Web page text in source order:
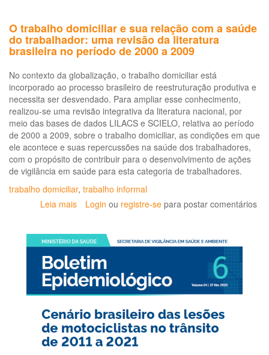
O trabalho domiciliar e sua relação com a saúde
do trabalhador: uma revisão da literatura
brasileira no período de 2000 a 2009
No contexto da globalização, o trabalho domiciliar está
incorporado ao processo brasileiro de reestruturação produtiva e
necessita ser desvendado. Para ampliar esse conhecimento,
realizou-se uma revisão integrativa da literatura nacional, por
meio das bases de dados LILACS e SCIELO, relativa ao período
de 2000 a 2009, sobre o trabalho domiciliar, as condições em que
ele acontece e suas repercussões na saúde dos trabalhadores,
com o propósito de contribuir para o desenvolvimento de ações
de vigilância em saúde para esta categoria de trabalhadores.
trabalho domiciliar, trabalho informal
Leia mais sobre
domiciliar
sua
relação
com
saúde
do
trabalhador:
uma
Login ou registre-se para postar comentários